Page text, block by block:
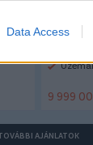
Data Access
9 999
AJÁNLATOK